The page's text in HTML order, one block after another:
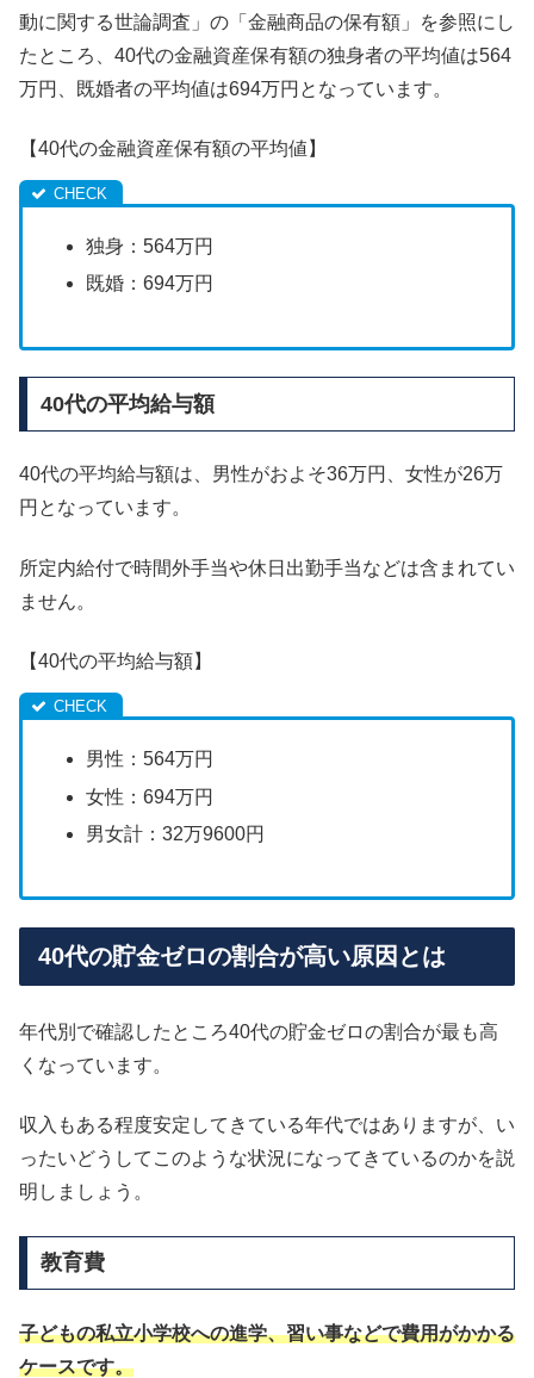
動に関する世論調査」の「金融商品の保有額」を参照にし
たところ、40代の金融資産保有額の独身者の平均値は564
万円、既婚者の平均値は694万円となっています。
【40代の金融資産保有額の平均値】
独身：564万円
既婚：694万円
40代の平均給与額
40代の平均給与額は、男性がおよそ36万円、女性が26万
円となっています。
所定内給付で時間外手当や休日出勤手当などは含まれてい
ません。
【40代の平均給与額】
男性：564万円
女性：694万円
男女計：32万9600円
40代の貯金ゼロの割合が高い原因とは
年代別で確認したところ40代の貯金ゼロの割合が最も高
くなっています。
収入もある程度安定してきている年代ではありますが、い
ったいどうしてこのような状況になってきているのかを説
明しましょう。
教育費
子どもの私立小学校への進学、習い事などで費用がかかる
ケースです。